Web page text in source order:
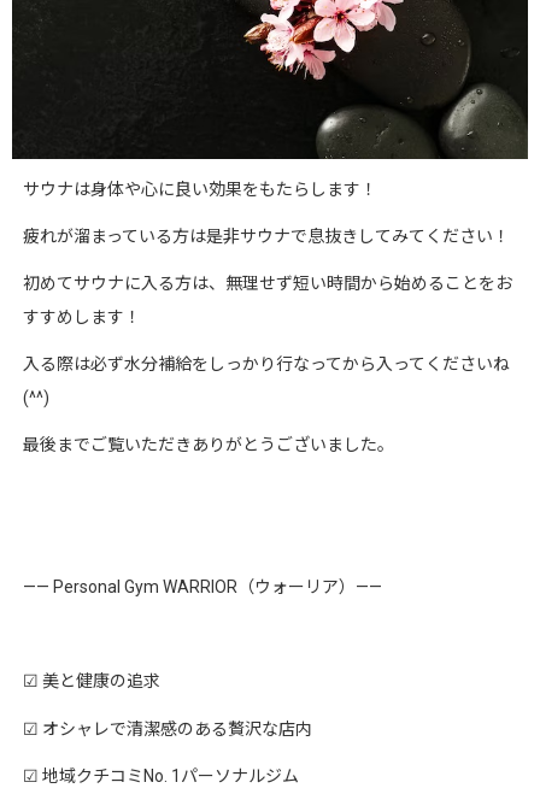
サウナは身体や心に良い効果をもたらします！
疲れが溜まっている方は是非サウナで息抜きしてみてください！
初めてサウナに入る方は、無理せず短い時間から始めることをお
すすめします！
入る際は必ず水分補給をしっかり行なってから入ってくださいね
(^^)
最後までご覧いただきありがとうございました。
—— Personal Gym WARRIOR（ウォーリア）——
☑︎ 美と健康の追求
☑︎ オシャレで清潔感のある贅沢な店内
☑︎ 地域クチコミNo. 1パーソナルジム